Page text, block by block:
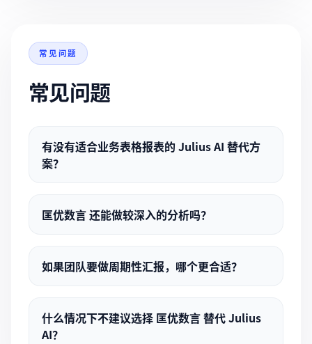
常见问题
常见问题
有没有适合业务表格报表的 Julius AI 替代方
案？
匡优数言 还能做较深入的分析吗？
如果团队要做周期性汇报，哪个更合适？
什么情况下不建议选择 匡优数言 替代 Julius
AI？